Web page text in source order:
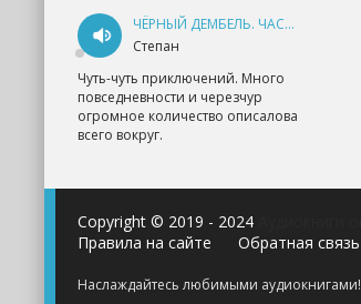
ЧЁРНЫЙ ДЕМБЕЛЬ. ЧАСТЬ 1 - АНДРЕЙ ФЕДИН
Степан
Чуть-чуть приключений. Много
повседневности и черезчур
огромное количество описалова
всего вокруг.
Copyright © 2019 - 2024
Правила на сайте
Обратная связь
Наслаждайтесь любимыми аудиокнигами!